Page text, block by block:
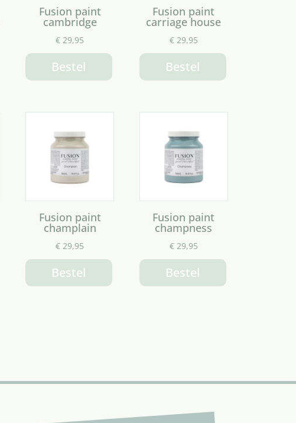
Fusion paint
cambridge
€ 29,95
Bestel
Fusion paint
carriage house
€29,95
Bestel
Fusion paint
champlain
€ 29,95
Bestel
Fusion paint
champness
€29,95
Bestel